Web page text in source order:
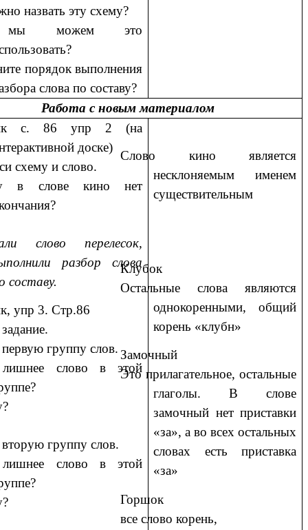
назвать эту схему?
можем это
порядок выполнения
слова по составу?
Работа с новым материалом
с. 86 упр 2 (на
доске)
схему и слово.
в слове кино нет
слово перелесок,
разбор слова
составу.
упр 3. Стр.86
группу слов.
слово в этой
группу слов.
слово в этой
Слово кино является
несклоняемым именем
существительным
Клубок
Остальные слова являются
однокоренными, общий
корень «клубн»
Замочный
Это прилагательное, остальные
глаголы. В слове
замочный нет приставки
«за», а во всех остальных
словах есть приставка
«за»
Горшок
все слово корень,